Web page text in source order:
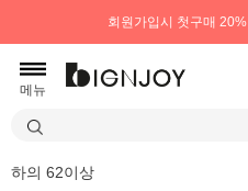
회원가입시 첫구매 20%
메뉴
하의 62이상